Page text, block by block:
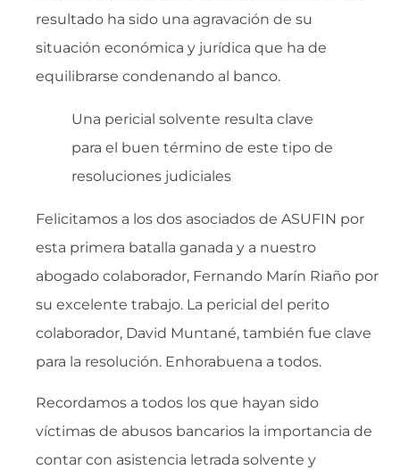
resultado ha sido una agravación de su
situación económica y jurídica que ha de
equilibrarse condenando al banco.
Una pericial solvente resulta clave
para el buen término de este tipo de
resoluciones judiciales
Felicitamos a los dos asociados de ASUFIN por
esta primera batalla ganada y a nuestro
abogado colaborador, Fernando Marín Riaño por
su excelente trabajo. La pericial del perito
colaborador, David Muntané, también fue clave
para la resolución. Enhorabuena a todos.
Recordamos a todos los que hayan sido
víctimas de abusos bancarios la importancia de
contar con asistencia letrada solvente y